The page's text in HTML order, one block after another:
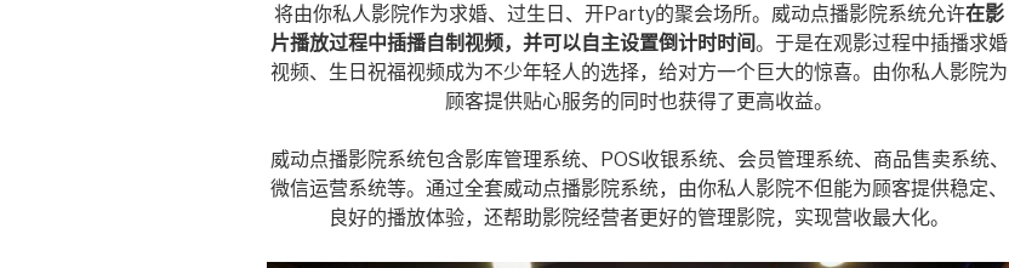
将由你私人影院作为求婚、过生日、开Party的聚会场所。威动点播影院系统允许在影
片播放过程中插播自制视频，并可以自主设置倒计时时间。于是在观影过程中插播求婚
视频、生日祝福视频成为不少年轻人的选择，给对方一个巨大的惊喜。由你私人影院为
顾客提供贴心服务的同时也获得了更高收益。
威动点播影院系统包含影库管理系统、POS收银系统、会员管理系统、商品售卖系统、
微信运营系统等。通过全套威动点播影院系统，由你私人影院不但能为顾客提供稳定、
良好的播放体验，还帮助影院经营者更好的管理影院，实现营收最大化。